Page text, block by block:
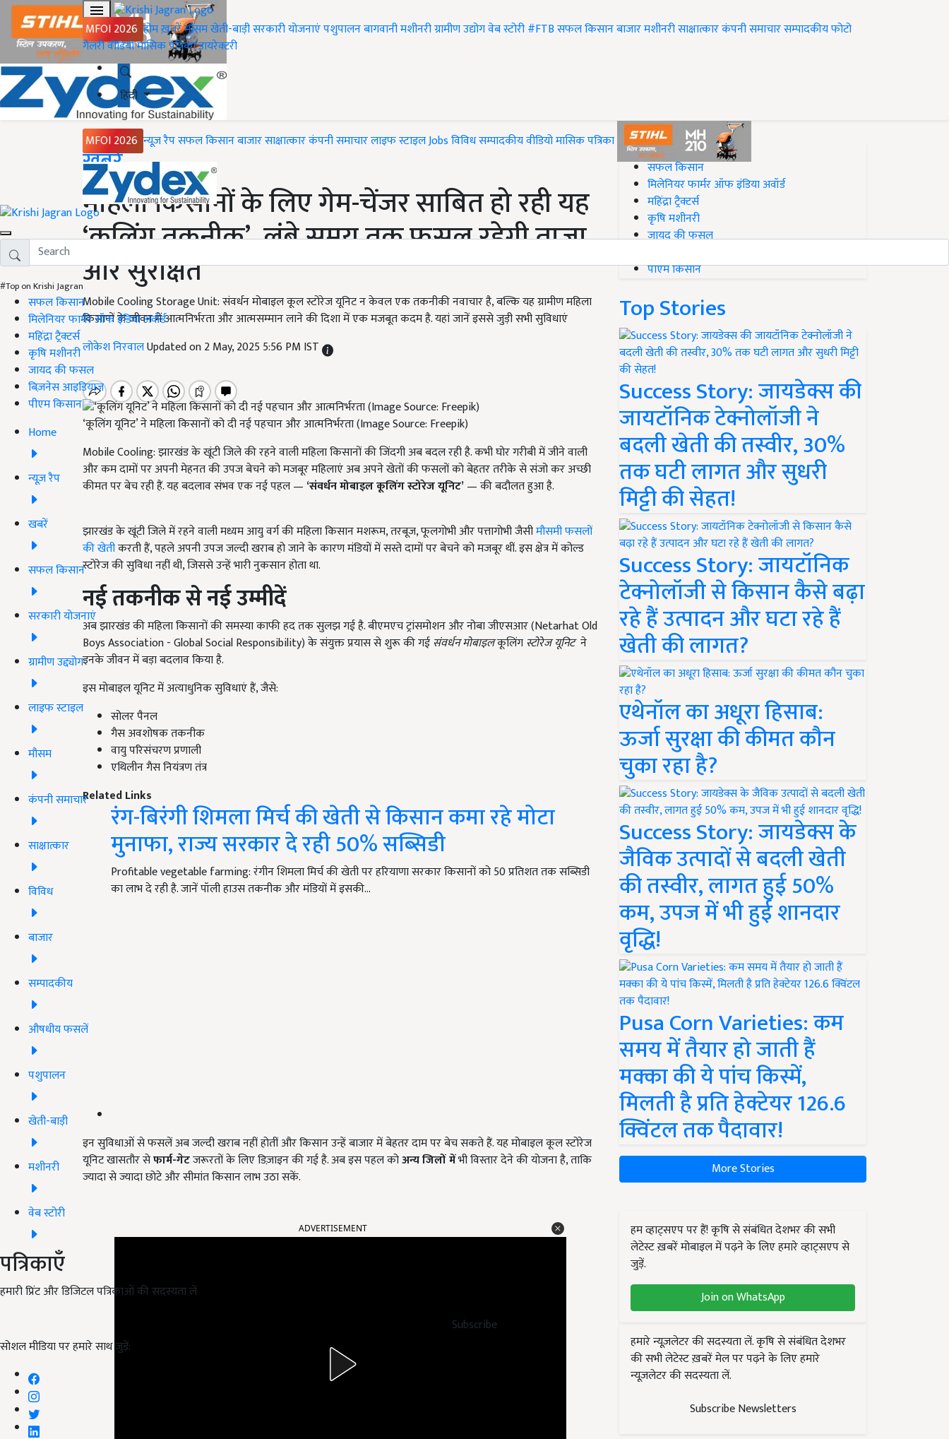
MFOI 2026 होमख़बरेंमौसमखेती-बाड़ीसरकारी योजनाएंपशुपालनबागवानीमशीनरीग्रामीण उद्योगवेब स्टोरी#FTBसफल किसानबाजारमशीनरीसाक्षात्कारकंपनी समाचारसम्पादकीयफोटो
गैलरीवीडियोमासिक पत्रिकाडायरेक्टरी
हिंदी
MFOI 2026 न्यूज़ रैपसफल किसानबाजारसाक्षात्कारकंपनी समाचारलाइफ स्टाइलJobsविविधसम्पादकीयवीडियोमासिक पत्रिका
#Top on Krishi Jagran
सफल किसान
मिलेनियर फार्मर ऑफ इंडिया अवॉर्ड
महिंद्रा ट्रैक्टर्स
कृषि मशीनरी
जायद की फसल
बिज़नेस आइडियाज
पीएम किसान
Home
न्यूज़ रैप
खबरें
सफल किसान
सरकारी योजनाएं
ग्रामीण उद्द्योग
लाइफ स्टाइल
मौसम
कंपनी समाचार
साक्षात्कार
विविध
बाजार
सम्पादकीय
औषधीय फसलें
पशुपालन
खेती-बाड़ी
मशीनरी
वेब स्टोरी
पत्रिकाएँ
हमारी प्रिंट और डिजिटल पत्रिकाओं की सदस्यता लें
Subscribe
सोशल मीडिया पर हमारे साथ जुड़ें:
Home
ख़बरें
महिला किसानों के लिए गेम-चेंजर साबित हो रही यह
‘कूलिंग तकनीक’, लंबे समय तक फसल रहेगी ताजा
और सुरक्षित
Mobile Cooling Storage Unit: संवर्धन मोबाइल कूल स्टोरेज यूनिट न केवल एक तकनीकी नवाचार है, बल्कि यह ग्रामीण महिला
किसानों के जीवन में आत्मनिर्भरता और आत्मसम्मान लाने की दिशा में एक मजबूत कदम है. यहां जानें इससे जुड़ी सभी सुविधाएं
लोकेश निरवालUpdated on 2 May, 2025 5:56 PM IST
‘कूलिंग यूनिट’ ने महिला किसानों को दी नई पहचान और आत्मनिर्भरता (Image Source: Freepik)
Mobile Cooling: झारखंड के खूंटी जिले की रहने वाली महिला किसानों की जिंदगी अब बदल रही है. कभी घोर गरीबी में जीने वाली
और कम दामों पर अपनी मेहनत की उपज बेचने को मजबूर महिलाएं अब अपने खेतों की फसलों को बेहतर तरीके से संजो कर अच्छी
कीमत पर बेच रही हैं. यह बदलाव संभव एक नई पहल — ‘संवर्धनमोबाइल कूलिंगस्टोरेज यूनिट’— की बदौलत हुआ है.
झारखंड के खूंटी जिले में रहने वाली मध्यम आयु वर्ग की महिला किसान मशरूम, तरबूज, फूलगोभी और पत्तागोभी जैसीमौसमी फसलों
की खेतीकरती हैं, पहले अपनी उपज जल्दी खराब हो जाने के कारण मंडियों में सस्ते दामों पर बेचने को मजबूर थीं. इस क्षेत्र में कोल्ड
स्टोरेज की सुविधा नहीं थी, जिससे उन्हें भारी नुकसान होता था.
नई तकनीक से नई उम्मीदें
अब झारखंड की महिला किसानों की समस्या काफी हद तक सुलझ गई है. बीएमएच ट्रांसमोशन और नोबा जीएसआर (Netarhat Old
Boys Association - Global Social Responsibility) के संयुक्त प्रयास से शुरू की गई संवर्धन मोबाइलकूलिंग स्टोरेज यूनिटने
इनके जीवन में बड़ा बदलाव किया है.
इस मोबाइल यूनिट में अत्याधुनिक सुविधाएं हैं, जैसे:
सोलर पैनल
गैस अवशोषक तकनीक
वायु परिसंचरण प्रणाली
एथिलीन गैस नियंत्रण तंत्र
Related Links
रंग-बिरंगी शिमला मिर्च की खेती से किसान कमा रहे मोटा
मुनाफा, राज्य सरकार दे रही 50% सब्सिडी
Profitable vegetable farming: रंगीन शिमला मिर्च की खेती पर हरियाणा सरकार किसानों को 50 प्रतिशत तक सब्सिडी
का लाभ दे रही है. जानें पॉली हाउस तकनीक और मंडियों में इसकी…
इन सुविधाओं से फसलें अब जल्दी खराब नहीं होतीं और किसान उन्हें बाजार में बेहतर दाम पर बेच सकते हैं. यह मोबाइल कूल स्टोरेज
यूनिट खासतौर सेफार्म-गेटजरूरतों के लिए डिज़ाइन की गई है. अब इस पहल कोअन्य जिलों मेंभी विस्तार देने की योजना है, ताकि
ज्यादा से ज्यादा छोटे और सीमांत किसान लाभ उठा सकें.
ADVERTISEMENT
#Top on Krishi Jagran
सफल किसान
मिलेनियर फार्मर ऑफ इंडिया अवॉर्ड
महिंद्रा ट्रैक्टर्स
कृषि मशीनरी
जायद की फसल
पीएम किसान
Top Stories
Success Story: जायडेक्स की
जायटॉनिक टेक्नोलॉजी ने
बदली खेती की तस्वीर, 30%
तक घटी लागत और सुधरी
मिट्टी की सेहत!
Success Story: जायटॉनिक
टेक्नोलॉजी से किसान कैसे बढ़ा
रहे हैं उत्पादन और घटा रहे हैं
खेती की लागत?
एथेनॉल का अधूरा हिसाब:
ऊर्जा सुरक्षा की कीमत कौन
चुका रहा है?
Success Story: जायडेक्स के
जैविक उत्पादों से बदली खेती
की तस्वीर, लागत हुई 50%
कम, उपज में भी हुई शानदार
वृद्धि!
Pusa Corn Varieties: कम
समय में तैयार हो जाती हैं
मक्का की ये पांच किस्में,
मिलती है प्रति हेक्टेयर 126.6
क्विंटल तक पैदावार!
More Stories
हम व्हाट्सएप पर हैं! कृषि से संबंधित देशभर की सभी
लेटेस्ट ख़बरें मोबाइल में पढ़ने के लिए हमारे व्हाट्सएप से
जुड़ें.
Join on WhatsApp
हमारे न्यूज़लेटर की सदस्यता लें. कृषि से संबंधित देशभर
की सभी लेटेस्ट ख़बरें मेल पर पढ़ने के लिए हमारे
न्यूज़लेटर की सदस्यता लें.
Subscribe Newsletters